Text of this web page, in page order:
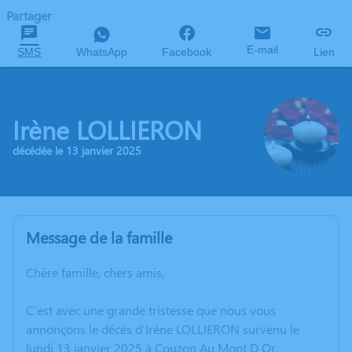
Partager
SMS WhatsApp Facebook E-mail Lien
Irène LOLLIERON
décédée le 13 janvier 2025
Message de la famille
Chère famille, chers amis,
C’est avec une grande tristesse que nous vous
annonçons le décès d’Irène LOLLIERON survenu le
lundi 13 janvier 2025 à Couzon Au Mont D Or.